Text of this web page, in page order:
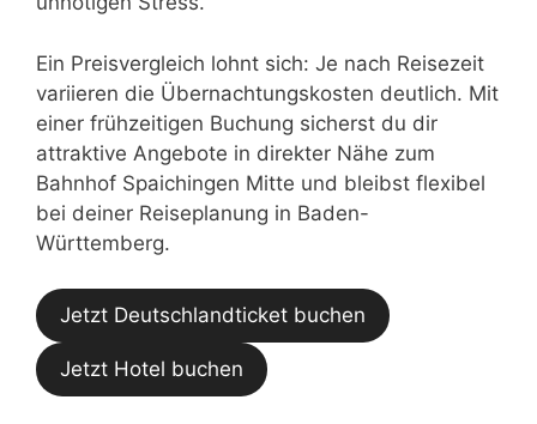
Ein Preisvergleich lohnt sich: Je nach Reisezeit
variieren die Übernachtungskosten deutlich. Mit
einer frühzeitigen Buchung sicherst du dir
attraktive Angebote in direkter Nähe zum
Bahnhof Spaichingen Mitte und bleibst flexibel
bei deiner Reiseplanung in Baden-
Württemberg.
Jetzt Deutschlandticket buchen
Jetzt Hotel buchen